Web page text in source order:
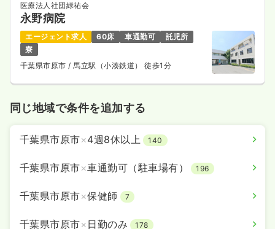
医療法人社団緑祐会
永野病院
エージェント求人 60床 車通勤可
託児所
寮
千葉県市原市 / 馬立駅（小湊鉄道） 徒歩1分
同じ地域で条件を追加する
千葉県市原市×4週8休以上 140
千葉県市原市×車通勤可（駐車場有） 196
千葉県市原市×保健師 7
千葉県市原市× 日勤のみ 178